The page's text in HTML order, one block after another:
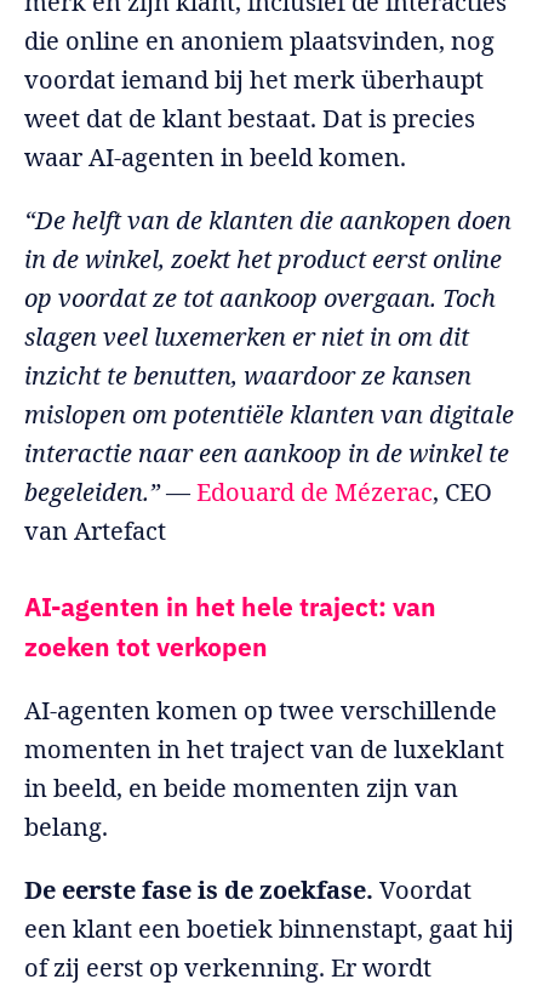
die online en anoniem plaatsvinden, nog
voordat iemand bij het merk überhaupt
weet dat de klant bestaat. Dat is precies
waar AI-agenten in beeld komen.
“De helft van de klanten die aankopen doen
in de winkel, zoekt het product eerst online
op voordat ze tot aankoop overgaan. Toch
slagen veel luxemerken er niet in om dit
inzicht te benutten, waardoor ze kansen
mislopen om potentiële klanten van digitale
interactie naar een aankoop in de winkel te
begeleiden.”—Edouard de Mézerac, CEO
van Artefact
AI-agenten in het hele traject: van
zoeken tot verkopen
AI-agenten komen op twee verschillende
momenten in het traject van de luxeklant
in beeld, en beide momenten zijn van
belang.
De eerste fase is de zoekfase. Voordat
een klant een boetiek binnenstapt, gaat hij
of zij eerst op verkenning. Er wordt